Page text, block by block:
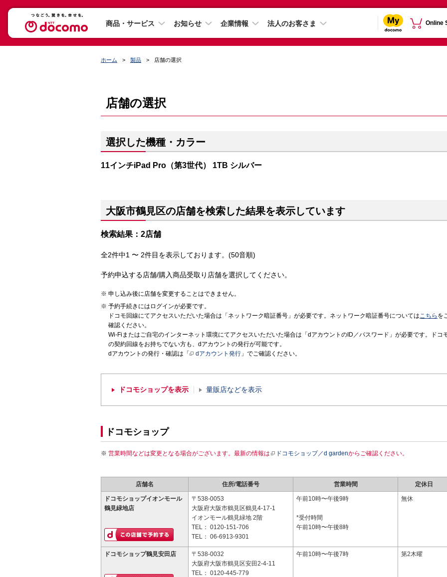
商品・サービス お知らせ 企業情報 法人のお客さま Online
ホーム 製品 店舗の選択
店舗の選択
選択した機種・カラー
11インチiPad Pro（第3世代） 1TB シルバー
大阪市鶴見区の店舗を検索した結果を表示しています
検索結果：2店舗
全2件中1 〜 2件目を表示しております。(50音順)
予約申込する店舗/購入商品受取り店舗を選択してください。
申し込み後に店舗を変更することはできません。
予約手続きにはログインが必要です。
ドコモ回線にてアクセスいただいた場合は「ネットワーク暗証番号」が必要です。ネットワーク暗証番号についてはこちら を
確認ください。
Wi-Fiまたはご自宅のインターネット環境にてアクセスいただいた場合は「dアカウントのID／パスワード」が必要です。ドコ
の契約回線をお持ちでない方も、dアカウントの発行が可能です。
dアカウントの発行・確認は「
dアカウント発行 」でご確認ください。
ドコモショップを表示 量販店などを表示
ドコモショップ
営業時間などは変更となる場合がございます。最新の情報は ドコモショップ／d gardenからご確認ください。
店舗名 住所/電話番号 営業時間 定休日
ドコモショップイオンモール
鶴見緑地店
〒538-0053
大阪府大阪市鶴見区鶴見4-17-1
イオンモール鶴見緑地 2階
TEL： 0120-151-706
TEL： 06-6913-9301
午前10時〜午後9時
*受付時間
午前10時〜午後8時
無休
ドコモショップ鶴見安田店
〒538-0032
大阪府大阪市鶴見区安田2-4-11
TEL： 0120-445-779
午前10時〜午後7時 第2木曜